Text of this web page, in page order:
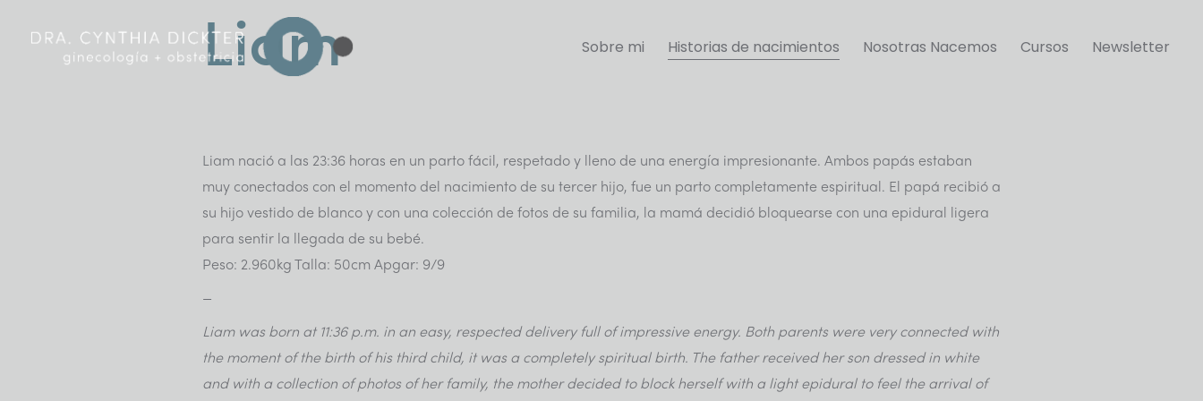
Sobre mi Historias de nacimientos Nosotras Nacemos Cursos Newsletter
Liam
Liam nació a las 23:36 horas en un parto fácil, respetado y lleno de una energía impresionante. Ambos papás estaban
muy conectados con el momento del nacimiento de su tercer hijo, fue un parto completamente espiritual. El papá recibió a
su hijo vestido de blanco y con una colección de fotos de su familia, la mamá decidió bloquearse con una epidural ligera
para sentir la llegada de su bebé.
Peso: 2.960kg Talla: 50cm Apgar: 9/9
Liam was born at 11:36 p.m. in an easy, respected delivery full of impressive energy. Both parents were very connected with
the moment of the birth of his third child, it was a completely spiritual birth. The father received her son dressed in white
and with a collection of photos of her family, the mother decided to block herself with a light epidural to feel the arrival of